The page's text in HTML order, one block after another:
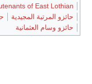
of East Lothian
حائزو المرتبة المجيدية
حائزو وسام العثمانية